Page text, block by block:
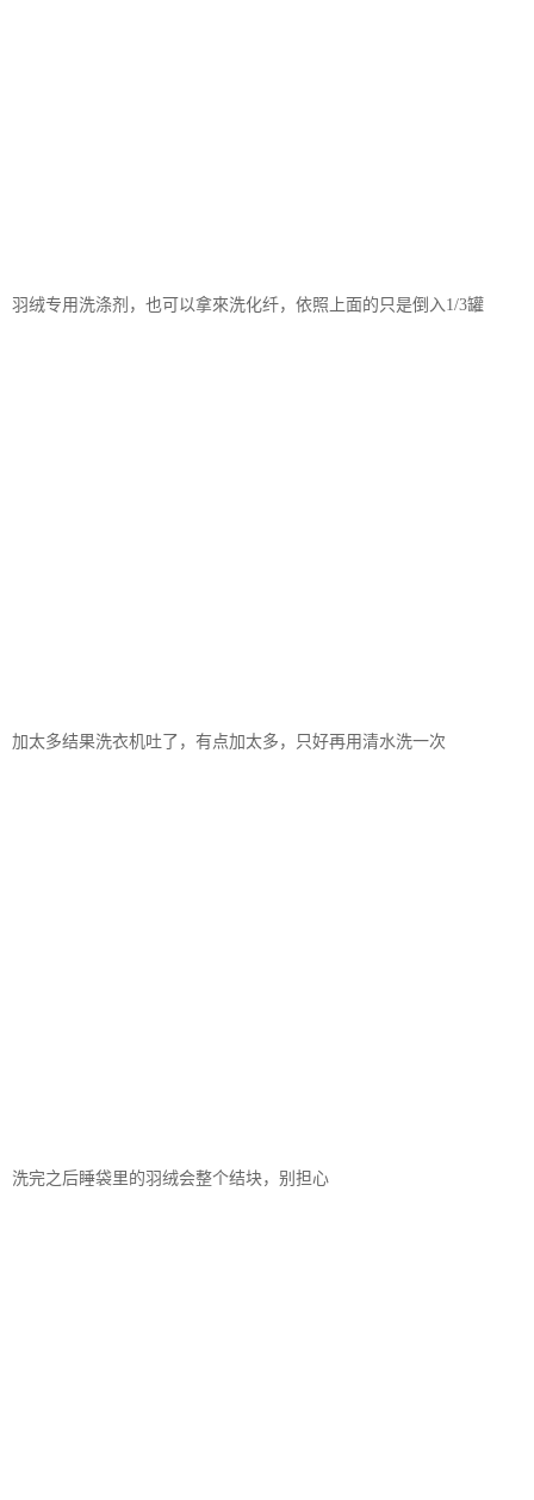
羽绒专用洗涤剂，也可以拿來洗化纤，依照上面的只是倒入1/3罐
加太多结果洗衣机吐了，有点加太多，只好再用清水洗一次
洗完之后睡袋里的羽绒会整个结块，别担心